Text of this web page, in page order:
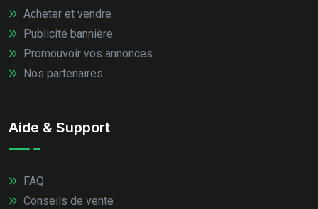
Acheter et vendre
Publicité bannière
Promouvoir vos annonces
Nos partenaires
Aide & Support
FAQ
Conseils de vente